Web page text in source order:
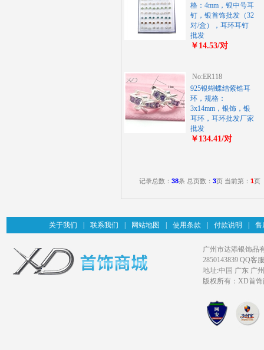
格：4mm，银中号耳
钉，银首饰批发（32
对/盒），耳环耳钉
批发
￥14.53/对
No:ER118
925银蝴蝶结紫锆耳
环，规格：
3x14mm，银饰，银
耳环，耳环批发厂家
批发
￥134.41/对
记录总数： 38条 总页数： 3页 当前第： 1页
关于我们 联系我们 网站地图 使用条款 付款说明 售
广州市达添银饰品
2850143839 QQ客
地址:中国 广东 广
版权所有：XD首